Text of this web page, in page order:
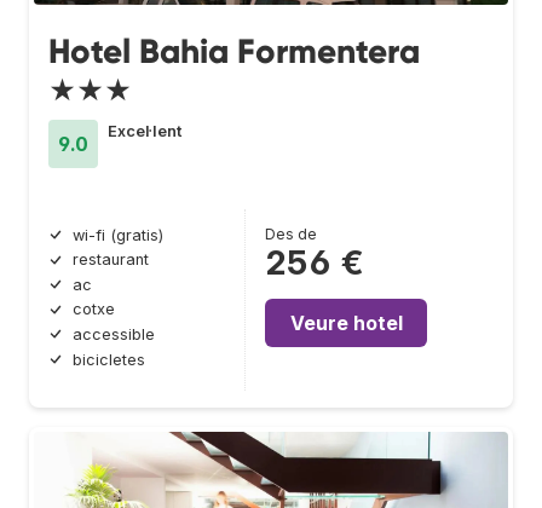
Hotel Bahia Formentera
★★★
9.0
Excel·lent
wi-fi (gratis)
restaurant
ac
cotxe
accessible
bicicletes
Des de
256 €
Veure hotel